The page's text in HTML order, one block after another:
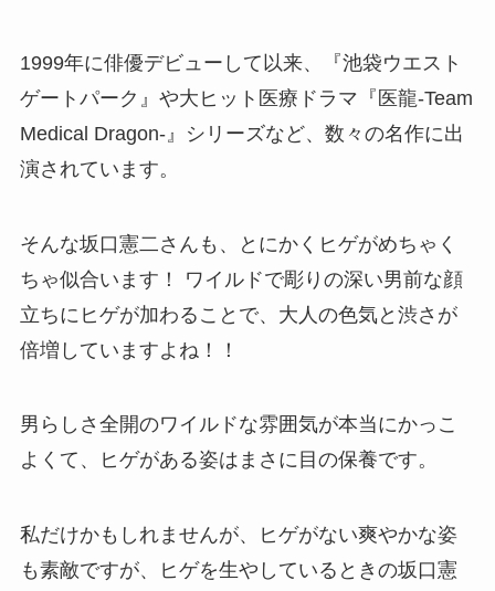
1999年に俳優デビューして以来、『池袋ウエスト
ゲートパーク』や大ヒット医療ドラマ『医龍-Team
Medical Dragon-』シリーズなど、数々の名作に出
演されています。
そんな坂口憲二さんも、とにかくヒゲがめちゃく
ちゃ似合います！ ワイルドで彫りの深い男前な顔
立ちにヒゲが加わることで、大人の色気と渋さが
倍増していますよね！！
男らしさ全開のワイルドな雰囲気が本当にかっこ
よくて、ヒゲがある姿はまさに目の保養です。
私だけかもしれませんが、ヒゲがない爽やかな姿
も素敵ですが、ヒゲを生やしているときの坂口憲